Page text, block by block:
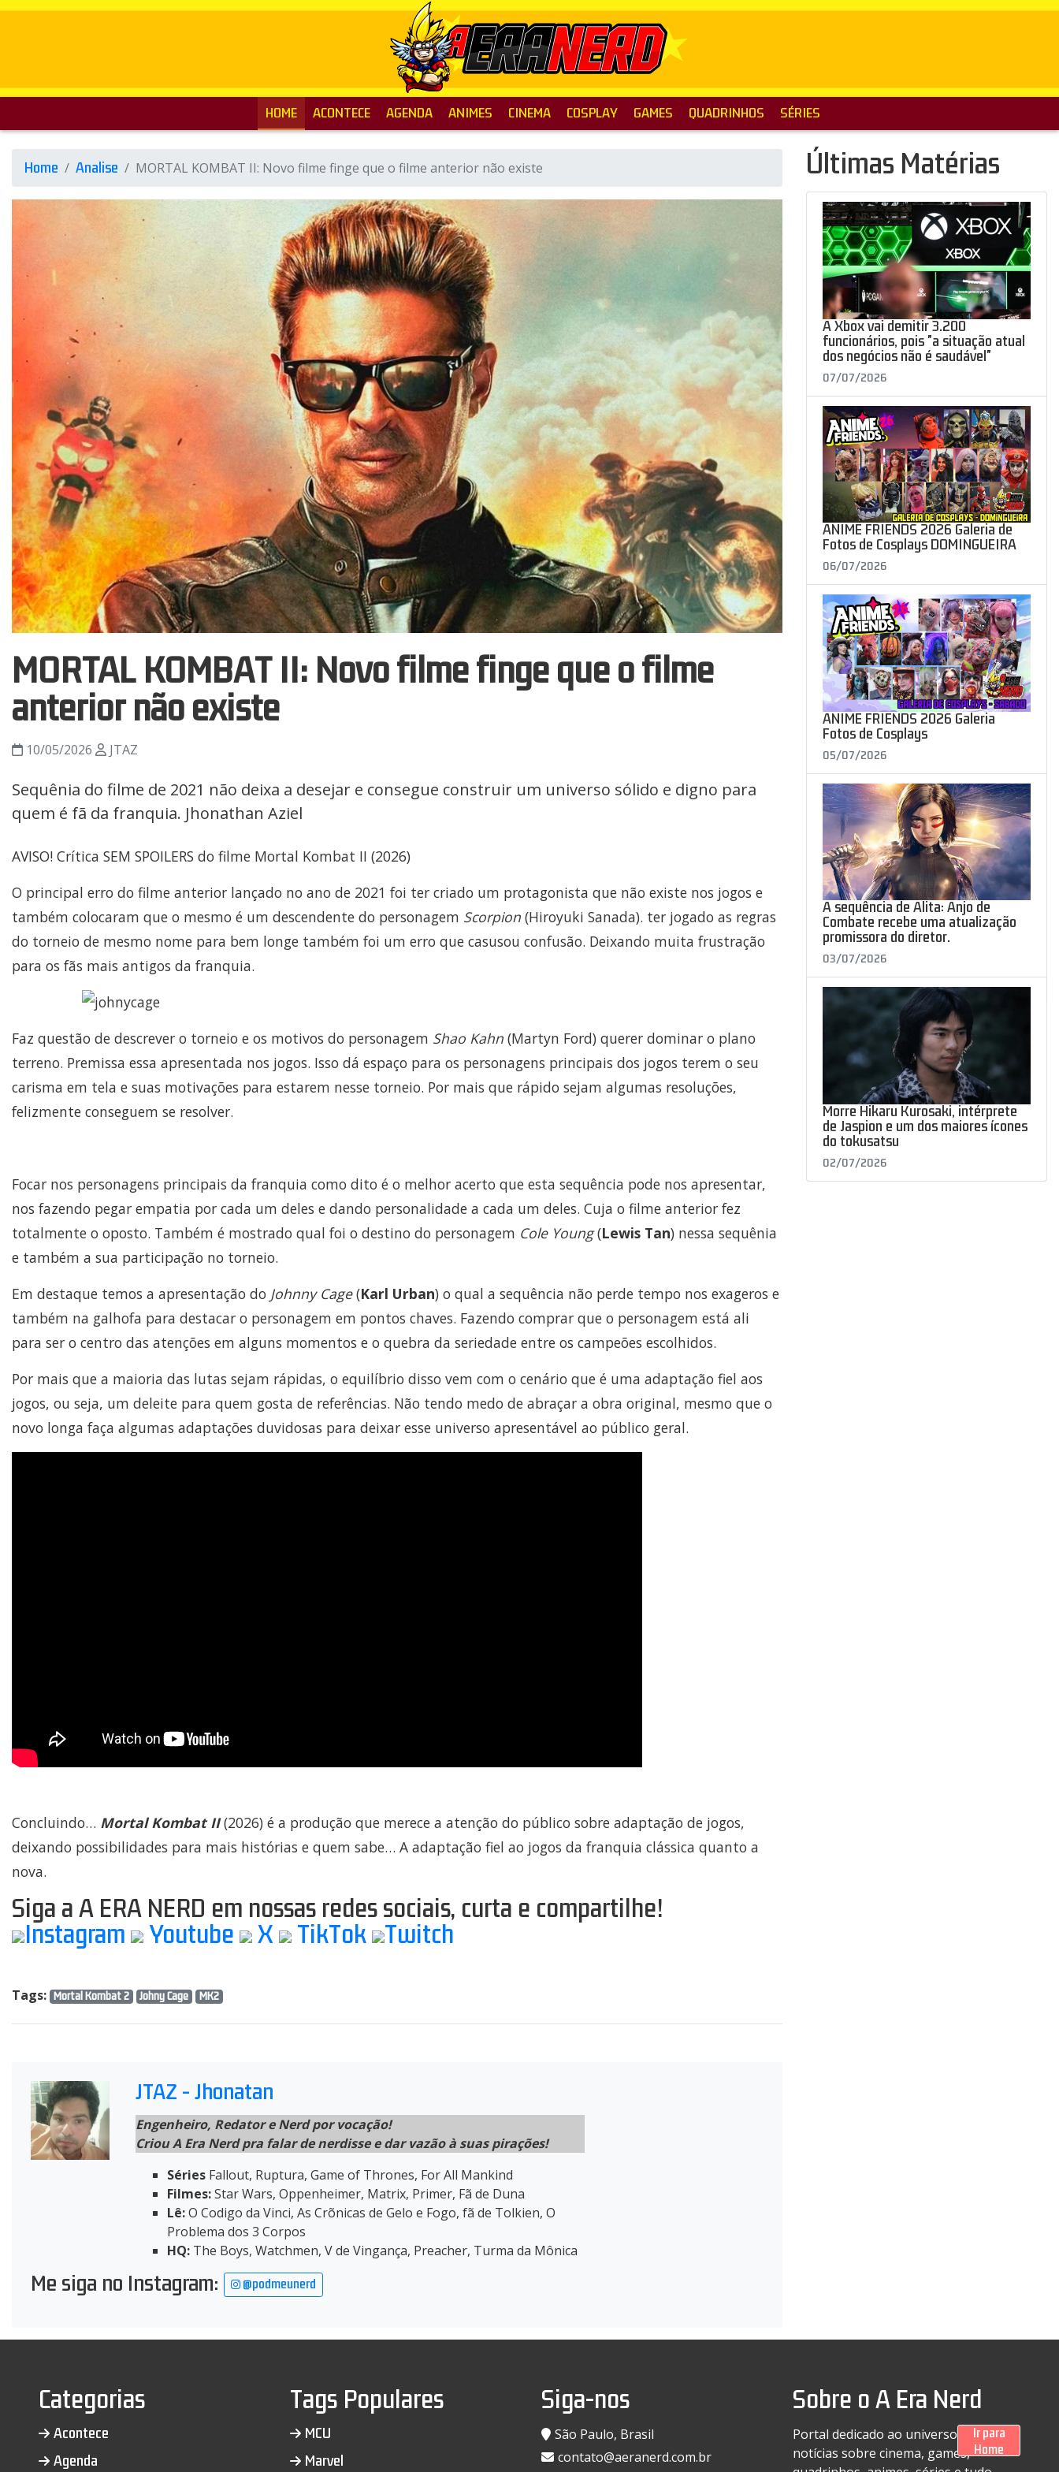
HOME ACONTECE AGENDA ANIMES CINEMA COSPLAY GAMES QUADRINHOS SÉRIES
Home Analise MORTAL KOMBAT II: Novo filme finge que o filme anterior não existe
MORTAL KOMBAT II: Novo filme finge que o filme
anterior não existe
10/05/2026 JTAZ
Sequênia do filme de 2021 não deixa a desejar e consegue construir um universo sólido e digno para
quem é fã da franquia. Jhonathan Aziel
AVISO! Crítica SEM SPOILERS do filme Mortal Kombat II (2026)
O principal erro do filme anterior lançado no ano de 2021 foi ter criado um protagonista que não existe nos jogos e
também colocaram que o mesmo é um descendente do personagem Scorpion (Hiroyuki Sanada). ter jogado as regras
do torneio de mesmo nome para bem longe também foi um erro que casusou confusão. Deixando muita frustração
para os fãs mais antigos da franquia.
Faz questão de descrever o torneio e os motivos do personagem Shao Kahn (Martyn Ford) querer dominar o plano
terreno. Premissa essa apresentada nos jogos. Isso dá espaço para os personagens principais dos jogos terem o seu
carisma em tela e suas motivações para estarem nesse torneio. Por mais que rápido sejam algumas resoluções,
felizmente conseguem se resolver.
Focar nos personagens principais da franquia como dito é o melhor acerto que esta sequência pode nos apresentar,
nos fazendo pegar empatia por cada um deles e dando personalidade a cada um deles. Cuja o filme anterior fez
totalmente o oposto. Também é mostrado qual foi o destino do personagem Cole Young(Lewis Tan) nessa sequênia
e também a sua participação no torneio.
Em destaque temos a apresentação do Johnny Cage(Karl Urban) o qual a sequência não perde tempo nos exageros e
também na galhofa para destacar o personagem em pontos chaves. Fazendo comprar que o personagem está ali
para ser o centro das atenções em alguns momentos e o quebra da seriedade entre os campeões escolhidos.
Por mais que a maioria das lutas sejam rápidas, o equilíbrio disso vem com o cenário que é uma adaptação fiel aos
jogos, ou seja, um deleite para quem gosta de referências. Não tendo medo de abraçar a obra original, mesmo que o
novo longa faça algumas adaptações duvidosas para deixar esse universo apresentável ao público geral.
Concluindo… Mortal Kombat II(2026) é a produção que merece a atenção do público sobre adaptação de jogos,
deixando possibilidades para mais histórias e quem sabe… A adaptação fiel ao jogos da franquia clássica quanto a
nova.
Siga a A ERA NERD em nossas redes sociais, curta e compartilhe!
Instagram Youtube X TikTok Twitch
Tags: Mortal Kombat 2 Johny Cage MK2
JTAZ - Jhonatan
Engenheiro, Redator e Nerd por vocação!
Criou A Era Nerd pra falar de nerdisse e dar vazão à suas pirações!
Séries Fallout, Ruptura, Game of Thrones, For All Mankind
Filmes:Star Wars, Oppenheimer, Matrix, Primer, Fã de Duna
Lê:O Codigo da Vinci, As Crõnicas de Gelo e Fogo, fã de Tolkien, O
Problema dos 3 Corpos
HQ: The Boys, Watchmen, V de Vingança, Preacher, Turma da Mônica
Me siga no Instagram: @podmeunerd
Últimas Matérias
A Xbox vai demitir 3.200
funcionários, pois "a situação atual
dos negócios não é saudável"
07/07/2026
ANIME FRIENDS 2026 Galeria de
Fotos de Cosplays DOMINGUEIRA
06/07/2026
ANIME FRIENDS 2026 Galeria
Fotos de Cosplays
05/07/2026
A sequência de Alita: Anjo de
Combate recebe uma atualização
promissora do diretor.
03/07/2026
Morre Hikaru Kurosaki, intérprete
de Jaspion e um dos maiores ícones
do tokusatsu
02/07/2026
Categorias
Acontece
Agenda
Tags Populares
MCU
Marvel
Siga-nos
São Paulo, Brasil
contato@aeranerd.com.br
Sobre o A Era Nerd
Portal dedicado ao universo geek com
notícias sobre cinema, games,
Ir para
Home